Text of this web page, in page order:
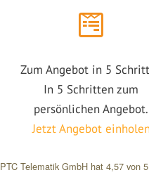
Zum Angebot in 5
In 5 Schritten zum
persönlichen Angebot.
Jetzt Angebot
PTC Telematik GmbH hat 4,57von 5